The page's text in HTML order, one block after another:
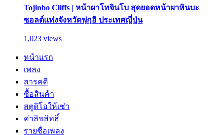
Tojinbo Cliffs | หน้าผาโทจินโบ สุดยอดหน้าผาหินบะ
ซอลต์แห่งจังหวัดฟุกุอิ ประเทศญี่ปุ่น
1,023 views
หน้าแรก
เพลง
สารคดี
ซื้อสินค้า
สตูดิโอให้เช่า
ค่าลิขสิทธิ์
รายชื่อเพลง